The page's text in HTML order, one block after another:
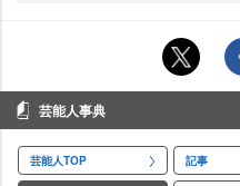
芸能人事典
芸能人TOP 記事